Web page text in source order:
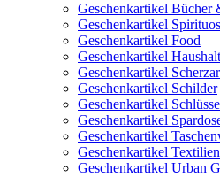
Geschenkartikel Bücher
Geschenkartikel
Geschenkartikel Food
Geschenkartikel
Geschenkartikel
Geschenkartikel Schilder
Geschenkartikel
Geschenkartikel
Geschenkartikel
Geschenkartikel Textilien
Geschenkartikel Urban